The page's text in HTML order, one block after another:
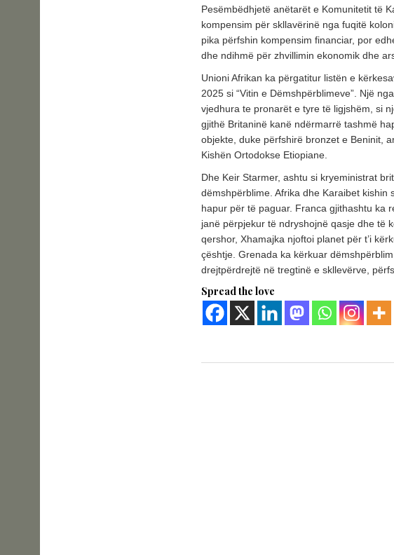
Pesëmbëdhjetë anëtarët e Komunitetit të
kompensim për skllavërinë nga fuqitë
pika përfshin kompensim financiar, por
dhe ndihmë për zhvillimin ekonomik dhe
Unioni Afrikan ka përgatitur listën e
2025 si “Vitin e Dëmshpërblimeve”. Një
vjedhura te pronarët e tyre të ligjshëm, si
gjithë Britaninë kanë ndërmarrë tashmë
objekte, duke përfshirë bronzet e Beninit,
Kishën Ortodokse Etiopiane.
Dhe Keir Starmer, ashtu si kryeministrat
dëmshpërblime. Afrika dhe Karaibet
hapur për të paguar. Franca gjithashtu ka
janë përpjekur të ndryshojnë qasje dhe të
qershor, Xhamajka njoftoi planet për t’i
çështje. Grenada ka kërkuar
drejtpërdrejtë në tregtinë e skllevërve,
Spread the love